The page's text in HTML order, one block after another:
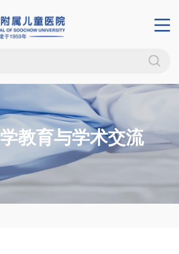
教育与学术交流